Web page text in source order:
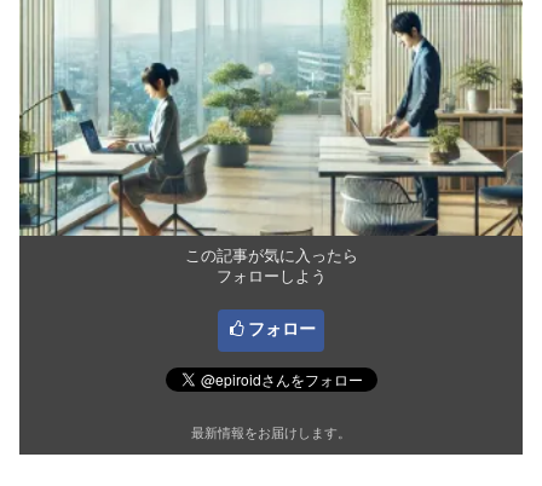
この記事が気に入ったら
フォローしよう
フォロー
最新情報をお届けします。